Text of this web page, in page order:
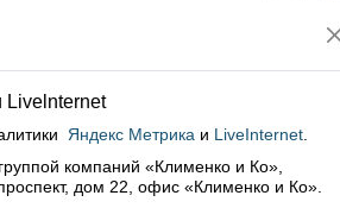
Livelnternet
Яндекс Метрика и LiveInternet
компаний «Клименко и Ко»,
дом 22, офис «Клименко и Ко».